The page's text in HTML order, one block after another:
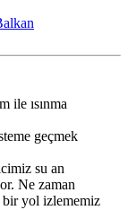
ile ısınma
geçmek
su an
Ne zaman
bir yol izlememiz